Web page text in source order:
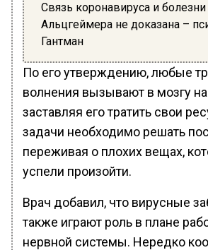
Связь коронавируса и болезни
Альцгеймера не доказана –
Гантман
По его утверждению, любые
волнения вызывают в мозгу
заставляя его тратить свои
задачи необходимо решать
переживая о плохих вещах,
успели произойти.
Врач добавил, что вирусные
также играют роль в плане
нервной системы. Нередко